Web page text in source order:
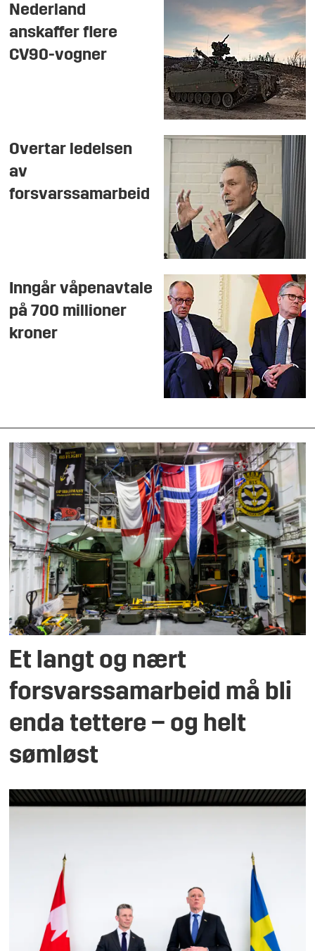
Nederland
anskaffer flere
CV90-vogner
Overtar ledelsen
av
forsvarssamarbeid
Inngår våpenavtale
på 700 millioner
kroner
Et langt og nært
forsvarssamarbeid må bli
enda tettere – og helt
sømløst